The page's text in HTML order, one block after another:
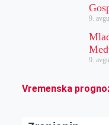
9.
9.
Vremenska